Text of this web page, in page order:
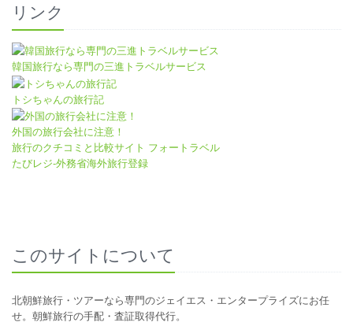
リンク
韓国旅行なら専門の三進トラベルサービス
トシちゃんの旅行記
外国の旅行会社に注意！
旅行のクチコミと比較サイト フォートラベル
たびレジ-外務省海外旅行登録
このサイトについて
北朝鮮旅行・ツアーなら専門のジェイエス・エンタープライズにお任
せ。朝鮮旅行の手配・査証取得代行。